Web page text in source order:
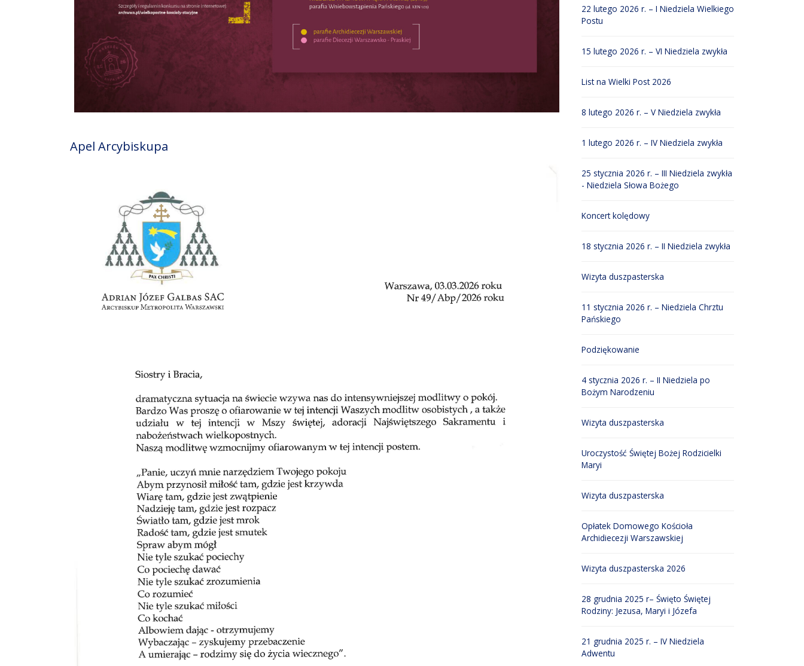
Apel Arcybiskupa
22 lutego 2026 r. – I Niedziela Wielkiego
Postu
15 lutego 2026 r. – VI Niedziela zwykła
List na Wielki Post 2026
8 lutego 2026 r. – V Niedziela zwykła
1 lutego 2026 r. – IV Niedziela zwykła
25 stycznia 2026 r. – III Niedziela zwykła
- Niedziela Słowa Bożego
Koncert kolędowy
18 stycznia 2026 r. – II Niedziela zwykła
Wizyta duszpasterska
11 stycznia 2026 r. – Niedziela Chrztu
Pańskiego
Podziękowanie
4 stycznia 2026 r. – II Niedziela po
Bożym Narodzeniu
Wizyta duszpasterska
Uroczystość Świętej Bożej Rodzicielki
Maryi
Wizyta duszpasterska
Opłatek Domowego Kościoła
Archidiecezji Warszawskiej
Wizyta duszpasterska 2026
28 grudnia 2025 r– Święto Świętej
Rodziny: Jezusa, Maryi i Józefa
21 grudnia 2025 r. – IV Niedziela
Adwentu